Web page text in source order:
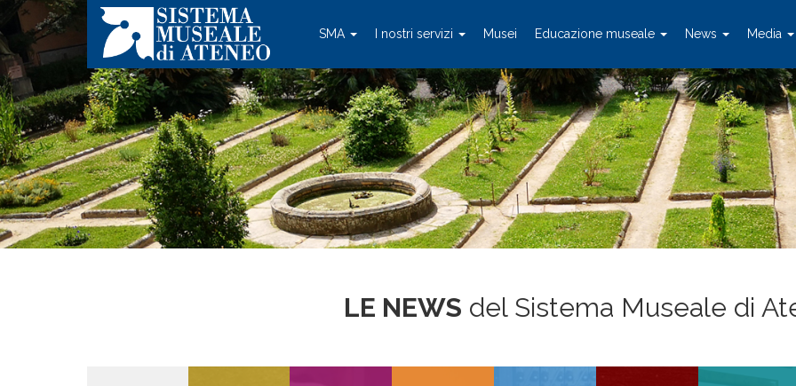
SMA I nostri servizi Musei Educazione museale News Media
LE NEWS del Sistema Museale di